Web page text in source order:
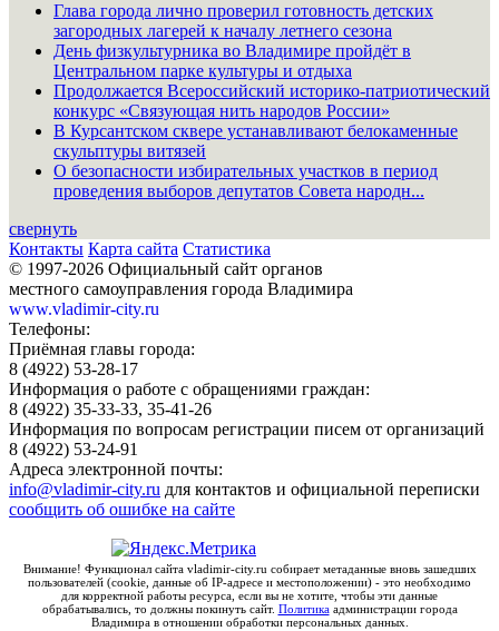
Глава города лично проверил готовность детских
загородных лагерей к началу летнего сезона
День физкультурника во Владимире пройдёт в
Центральном парке культуры и отдыха
Продолжается Всероссийский историко-патриотический
конкурс «Связующая нить народов России»
В Курсантском сквере устанавливают белокаменные
скульптуры витязей
О безопасности избирательных участков в период
проведения выборов депутатов Совета народн...
свернуть
Контакты Карта сайта Статистика
© 1997-2026 Официальный сайт органов
местного самоуправления города Владимира
www.vladimir-city.ru
Телефоны:
Приёмная главы города:
8 (4922) 53-28-17
Информация о работе с обращениями граждан:
8 (4922) 35-33-33, 35-41-26
Информация по вопросам регистрации писем от организаций
8 (4922) 53-24-91
Адреса электронной почты:
info@vladimir-city.ru для контактов и официальной переписки
сообщить об ошибке на сайте
Внимание! Функционал сайта vladimir-city.ru собирает метаданные вновь зашедших
пользователей (cookie, данные об IP-адресе и местоположении) - это необходимо
для корректной работы ресурса, если вы не хотите, чтобы эти данные
обрабатывались, то должны покинуть сайт. Политикаадминистрации города
Владимира в отношении обработки персональных данных.